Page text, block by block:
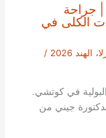
| جراحة
الكلى في
2026
/
في كوتشي.
جيني من